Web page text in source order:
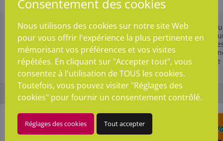
Les Petits Bilingues est un
formidable concept qui allie
pédagogie et plaisir pour
initier les enfants facilement
et naturellement à ...
Créé en 1992, le
Petits Bilingues est
réseau de 50
d’apprentissage
métropolitaine et Ile de
Consentement des cookies
Nous utilisons des cookies sur notre site Web
pour vous offrir l'expérience la plus pertinente en
mémorisant vos préférences et vos visites
répétées. En cliquant sur "Accepter tout", vous
consentez à l'utilisation de TOUS les cookies.
Toutefois, vous pouvez visiter "Réglages des
cookies" pour fournir un consentement contrôlé.
Réglages des cookies Tout accepter